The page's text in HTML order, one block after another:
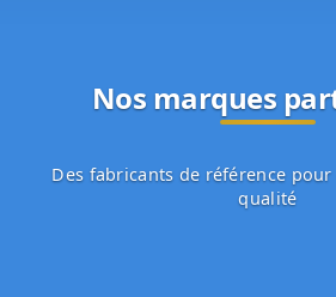
Nos marques
Des fabricants de référence
qualité